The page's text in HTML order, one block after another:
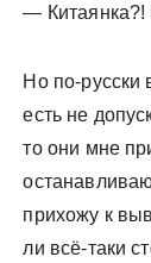
— ‎Китаянка?!
Но по-русски
есть не
то они мне
прихожу к
ли всё-таки